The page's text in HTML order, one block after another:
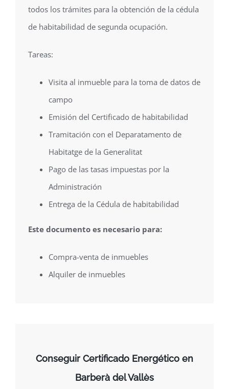
todos los trámites para la obtención de la cédula
de habitabilidad de segunda ocupación.
Tareas:
Visita al inmueble para la toma de datos de
campo
Emisión del Certificado de habitabilidad
Tramitación con el Deparatamento de
Habitatge de la Generalitat
Pago de las tasas impuestas por la
Administración
Entrega de la Cédula de habitabilidad
Este documento es necesario para:
Compra-venta de inmuebles
Alquiler de inmuebles
Conseguir Certificado Energético en
Barberà del Vallès